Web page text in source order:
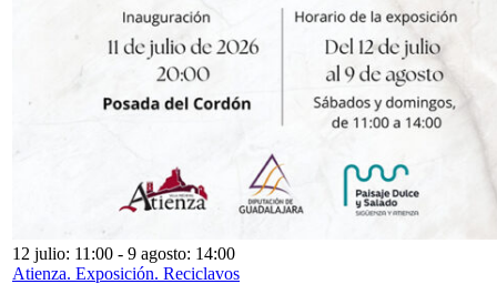
12 julio: 11:00 - 9 agosto: 14:00
Atienza. Exposición. Reciclavos